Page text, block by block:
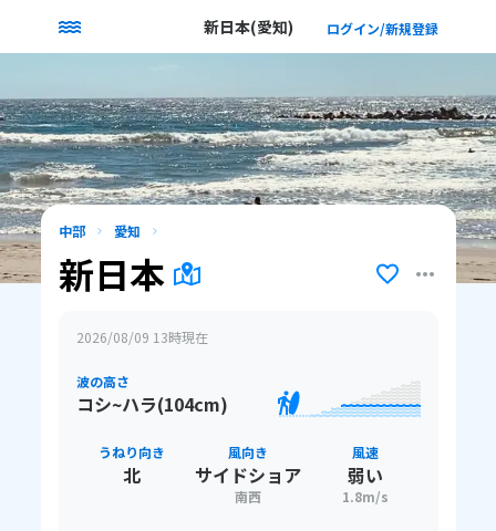
新日本(愛知) ログイン/新規登録
中部 愛知
新日本
2026/08/09 13時現在
波の高さ
コシ~ハラ(104cm)
うねり向き
北
風向き
サイドショア
南西
風速
弱い
1.8m/s